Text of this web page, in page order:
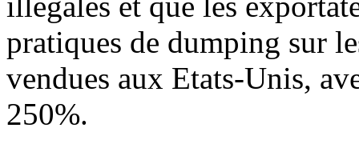
pratiques de dumping sur
vendues aux Etats-Unis,
250%.